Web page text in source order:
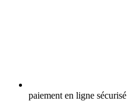
paiement en ligne sécurisé